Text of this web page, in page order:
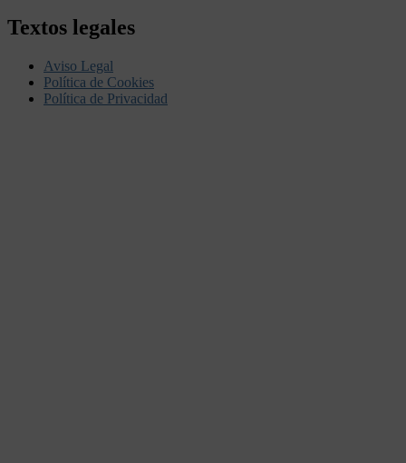
Textos legales
Aviso Legal
Política de Cookies
Política de Privacidad